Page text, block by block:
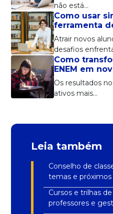
não está…
Como usar
ferramenta
Atrair novos
desafios
Como
ENEM em
Os resultados
ativos mais…
Leia também
Conselho de
temas e próximos
Cursos e trilhas
professores e